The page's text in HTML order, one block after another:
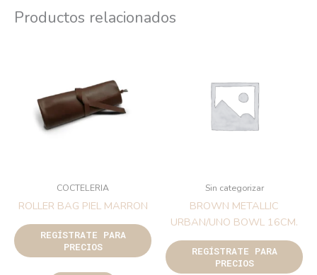
Productos relacionados
COCTELERIA
ROLLER BAG PIEL MARRON
REGÍSTRATE PARA
PRECIOS
Sin categorizar
BROWN METALLIC
URBAN/UNO BOWL 16CM.
REGÍSTRATE PARA
PRECIOS